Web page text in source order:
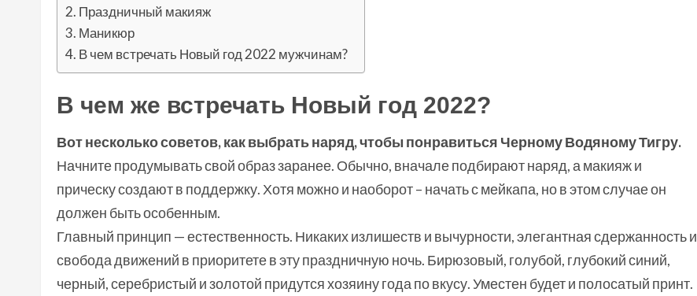
Праздничный макияж
Маникюр
В чем встречать Новый год 2022 мужчинам?
В чем же встречать Новый год 2022?
Вот несколько советов, как выбрать наряд, чтобы понравиться Черному Водяному Тигру.
Начните продумывать свой образ заранее. Обычно, вначале подбирают наряд, а макияж и
прическу создают в поддержку. Хотя можно и наоборот – начать с мейкапа, но в этом случае он
должен быть особенным.
Главный принцип — естественность. Никаких излишеств и вычурности, элегантная сдержанность и
свобода движений в приоритете в эту праздничную ночь. Бирюзовый, голубой, глубокий синий,
черный, серебристый и золотой придутся хозяину года по вкусу. Уместен будет и полосатый принт.